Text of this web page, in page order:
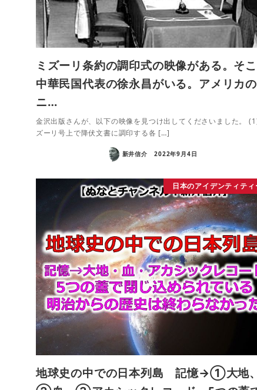
ミズーリ条約の調印式の映像がある。そ
中華民国代表の徐永昌がいる。アメリカの
ニ…
金沢出版さんが、以下の映像を見つけ出してくださいました。
ズーリ号上で降伏文書に調印する各 […]
新井信介 2022年9月4日
日本のアイデンティティ
地球史の中での日本列島 記憶→①大地、